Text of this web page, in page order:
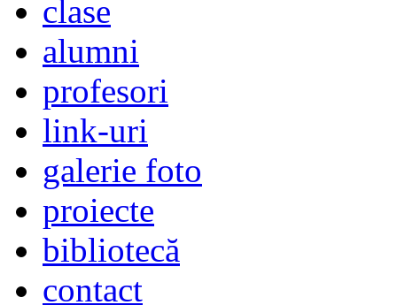
clase
alumni
profesori
link-uri
galerie foto
proiecte
bibliotecă
contact